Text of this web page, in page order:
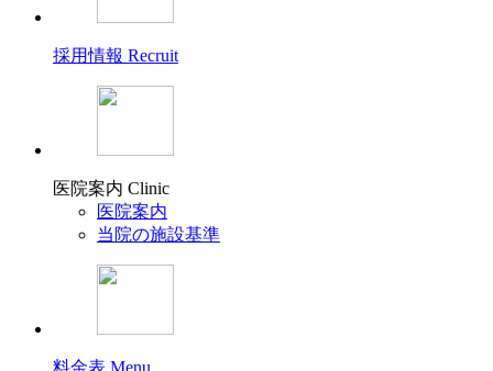
採用情報 Recruit
医院案内 Clinic
医院案内
当院の施設基準
料金表 Menu